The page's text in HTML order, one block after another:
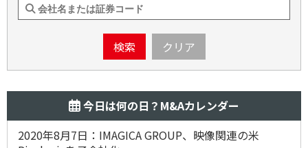
検索 クリア
今日は何の日？M&Aカレンダー
2020年8月7日：IMAGICA GROUP、映像関連の米